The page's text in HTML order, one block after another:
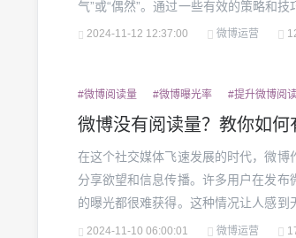
气”或“偶然”。通过一些有效的策略和
入手，逐步深入剖析。一、打造高质量
2024-11-12 12:37:00 微博运营
#微博阅读量 #微博曝光率 #提升微博阅
微博没有阅读量？教你如何
在这个社交媒体飞速发展的时代，微
分享欲望和信息传播。许多用户在发
的曝光都很难获得。这种情况让人感
大海。为什么微博没有阅读量呢？到底
2024-11-10 06:00:01 微博运营